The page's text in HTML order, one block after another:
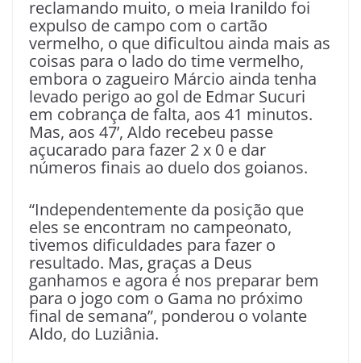
reclamando muito, o meia Iranildo foi
expulso de campo com o cartão
vermelho, o que dificultou ainda mais as
coisas para o lado do time vermelho,
embora o zagueiro Márcio ainda tenha
levado perigo ao gol de Edmar Sucuri
em cobrança de falta, aos 41 minutos.
Mas, aos 47’, Aldo recebeu passe
açucarado para fazer 2 x 0 e dar
números finais ao duelo dos goianos.
“Independentemente da posição que
eles se encontram no campeonato,
tivemos dificuldades para fazer o
resultado. Mas, graças a Deus
ganhamos e agora é nos preparar bem
para o jogo com o Gama no próximo
final de semana”, ponderou o volante
Aldo, do Luziânia.